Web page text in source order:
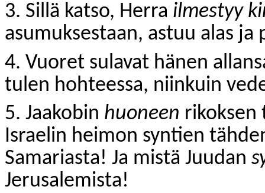
3. Sillä katso, Herra ilmestyy
asumuksestaan, astuu alas
4. Vuoret sulavat hänen
tulen hohteessa, niinkuin
5. Jaakobin huoneen rikoksen
Israelin heimon syntien
Samariasta! Ja mistä Juudan
Jerusalemista!